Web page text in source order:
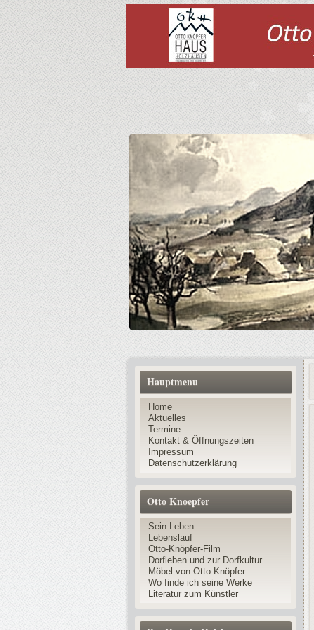
Hauptmenu
Home
Aktuelles
Termine
Kontakt & Öffnungszeiten
Impressum
Datenschutzerklärung
Otto Knoepfer
Sein Leben
Lebenslauf
Otto-Knöpfer-Film
Dorfleben und zur Dorfkultur
Möbel von Otto Knöpfer
Wo finde ich seine Werke
Literatur zum Künstler